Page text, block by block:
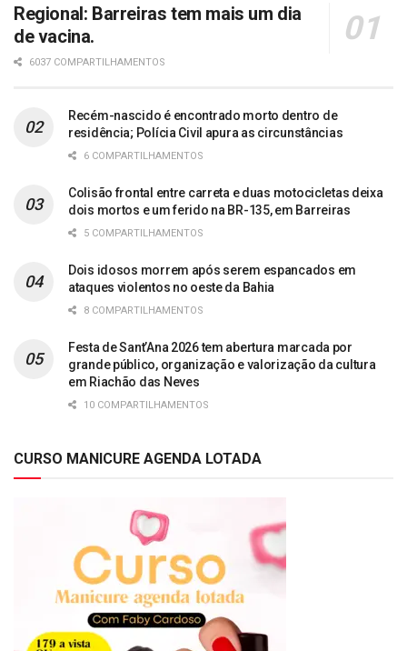
Regional: Barreiras tem mais um dia
de vacina.
6037 COMPARTILHAMENTOS
Recém-nascido é encontrado morto dentro de
residência; Polícia Civil apura as circunstâncias
6 COMPARTILHAMENTOS
Colisão frontal entre carreta e duas motocicletas deixa
dois mortos e um ferido na BR-135, em Barreiras
5 COMPARTILHAMENTOS
Dois idosos morrem após serem espancados em
ataques violentos no oeste da Bahia
8 COMPARTILHAMENTOS
Festa de Sant’Ana 2026 tem abertura marcada por
grande público, organização e valorização da cultura
em Riachão das Neves
10 COMPARTILHAMENTOS
CURSO MANICURE AGENDA LOTADA